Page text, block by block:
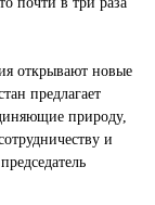
открывают новые
предлагает
природу,
и